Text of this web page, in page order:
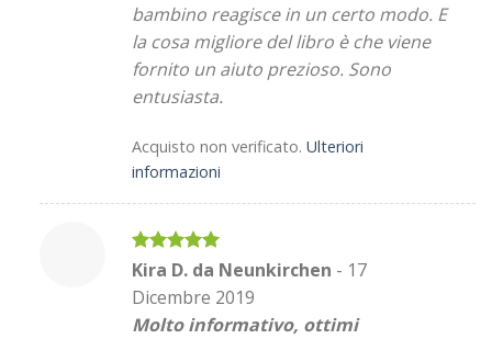
bambino reagisce in un certo modo. E
la cosa migliore del libro è che viene
fornito un aiuto prezioso. Sono
entusiasta.
Acquisto non verificato. Ulteriori
informazioni
Valutato5
Kira D. da Neunkirchen - 17
Dicembre 2019
Molto informativo, ottimi